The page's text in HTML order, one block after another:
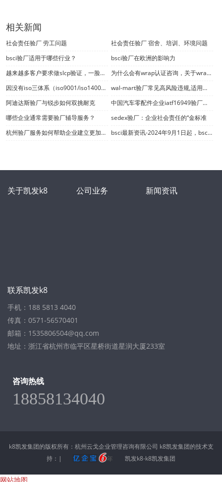
相关新闻
社会责任验厂 劳工问题
社会责任验厂 宿舍、培训、环境问题
bsci验厂适用于哪些行业？
bsci验厂在欧洲的影响力
越来越多客户要求做slcp验证，一脸茫然的你怎么办？
为什么会有wrap认证咨询，关于wrap认证你了解多少？
因没有iso三体系（iso9001/iso14001/iso45001）验厂认证证书而错失项目中标何其多
wal-mart验厂常见高风险违规,适用于wm es 2006版
阿迪达斯验厂与锐步如何双挑耐克
中国汽车零配件企业iatf16949验厂认证开始审核
哪些企业通常需要验厂辅导服务？
sedex验厂：企业社会责任的“金标准
杭州验厂服务如何帮助企业建立更加完善的管理体系
bsci最新资讯-2024年9月1日起，bsci取消通知审核！
关于凯发k8 公司业务 新闻资讯
联系凯发k8
手机：188 5813 4040
传真：0571-56570401
邮箱： 1535806504@qq.com
地址：浙江省杭州市临平区星桥街道星润大厦233室
咨询热线
18858134040
k8凯发集团的版权所有：杭州云戈企业管理咨询有限公司 k8凯发集团的技术支
持：|
凯发k8-k8凯发集团
网站地图